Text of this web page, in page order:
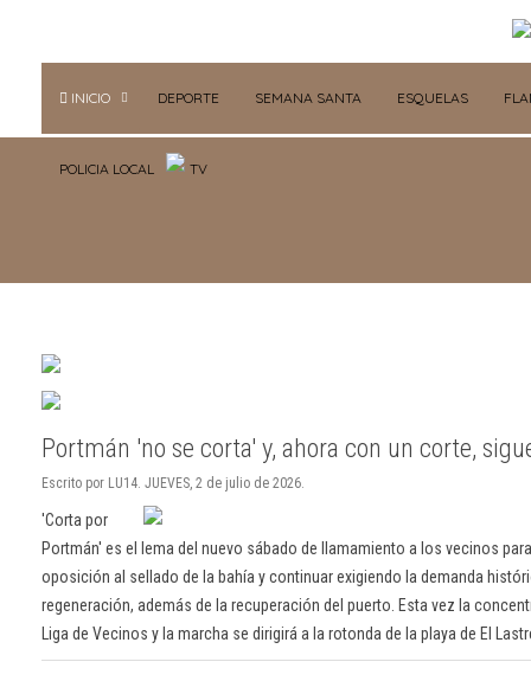
INICIO DEPORTE SEMANA SANTA ESQUELAS
POLICIA LOCAL TV
Portmán 'no se corta' y, ahora con un corte,
Escrito por LU14. JUEVES, 2 de julio de 2026.
'Corta por
Portmán' es el lema del nuevo sábado de llamamiento a los vecinos
oposición al sellado de la bahía y continuar exigiendo la demanda
regeneración, además de la recuperación del puerto. Esta vez la
Liga de Vecinos y la marcha se dirigirá a la rotonda de la playa de El